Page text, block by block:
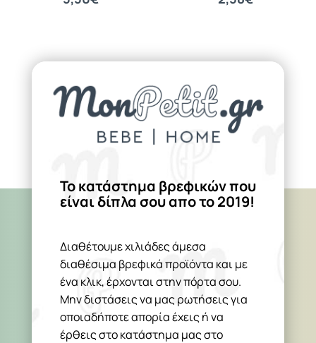
Το κατάστημα βρεφικών που
είναι δίπλα σου απο το 2019!
Διαθέτουμε χιλιάδες άμεσα
διαθέσιμα βρεφικά προϊόντα και με
ένα κλικ, έρχονται στην πόρτα σου.
Μην διστάσεις να μας ρωτήσεις για
οποιαδήποτε απορία έχεις ή να
έρθεις στο κατάστημα μας στο